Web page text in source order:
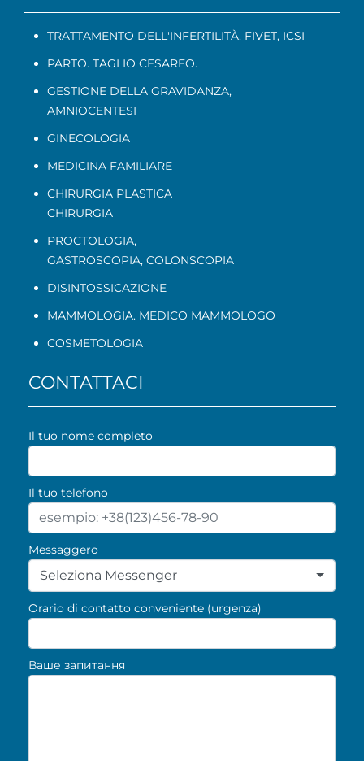
TRATTAMENTO DELL'INFERTILITÀ. FIVET, ICSI
PARTO. TAGLIO CESAREO.
GESTIONE DELLA GRAVIDANZA,
AMNIOCENTESI
GINECOLOGIA
MEDICINA FAMILIARE
CHIRURGIA PLASTICA
CHIRURGIA
PROCTOLOGIA,
GASTROSCOPIA, COLONSCOPIA
DISINTOSSICAZIONE
MAMMOLOGIA. MEDICO MAMMOLOGO
COSMETOLOGIA
CONTATTACI
Il tuo nome completo
Il tuo telefono
Messaggero
Seleziona Messenger
Orario di contatto conveniente (urgenza)
Ваше запитання